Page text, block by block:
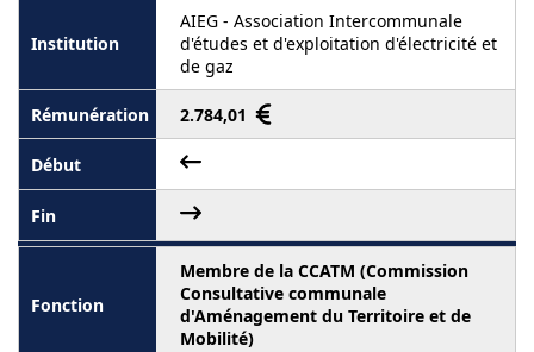
AIEG - Association Intercommunale
d'études et d'exploitation d'électricité et
de gaz
2.784,01
Membre de la CCATM (Commission
Consultative communale
d'Aménagement du Territoire et de
Mobilité)